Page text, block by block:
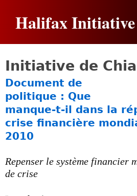
Halifax Initiative
u
a
r
e
h
e
r
Initiative de
Document de
politique : Que
manque-t-il dans la
crise financière
2010
Repenser le système financier
de crise